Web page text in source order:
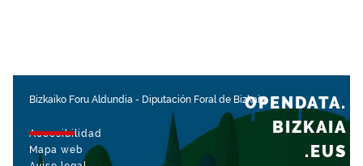
Bizkaiko Foru Aldundia - Diputación Foral de Bizkaia
Accesibilidad
Mapa web
OPENDATA.
BIZKAIA
.EUS